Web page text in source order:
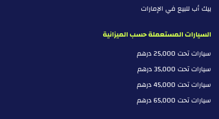
بيك أب للبيع في الإمارات
السيارات المستعملة حسب الميزانية
سيارات تحت 25,000 درهم
سيارات تحت 35,000 درهم
سيارات تحت 45,000 درهم
سيارات تحت 65,000 درهم